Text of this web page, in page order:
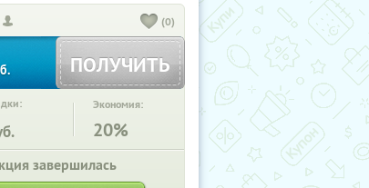
(0)
ПОЛУЧИТЬ
Экономия:
20%
завершилась